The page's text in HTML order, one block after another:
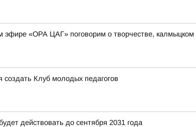
«ОРА ЦАГ» поговорим о творчестве,
создать Клуб молодых педагогов
действовать до сентября 2031 года